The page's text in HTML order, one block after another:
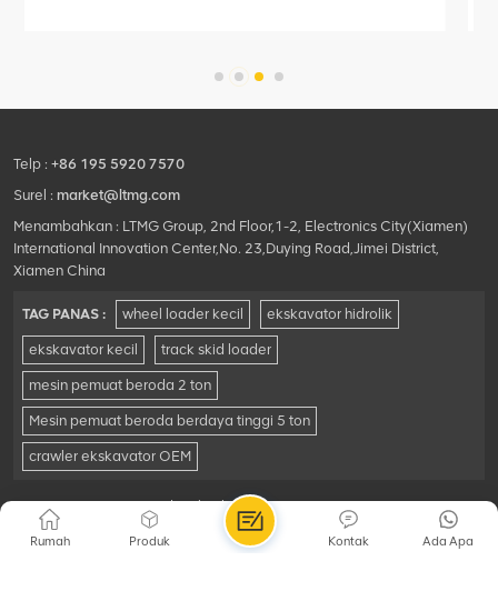
Telp : +86 195 5920 7570
Surel : market@ltmg.com
Menambahkan : LTMG Group, 2nd Floor,1-2, Electronics City(Xiamen)
International Innovation Center,No. 23,Duying Road,Jimei District,
Xiamen China
TAG PANAS : wheel loader kecil ekskavator hidrolik
ekskavator kecil track skid loader
mesin pemuat beroda 2 ton
Mesin pemuat beroda berdaya tinggi 5 ton
crawler ekskavator OEM
© Xiamen LTMG Co., Ltd. Seluruh hak cipta .
Peta situs
| peta Jaringan IPv6 didukung
Rumah Produk Ada Apa
Kontak